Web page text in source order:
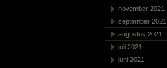
november 2021
september 2021
augustus 2021
juli 2021
juni 2021